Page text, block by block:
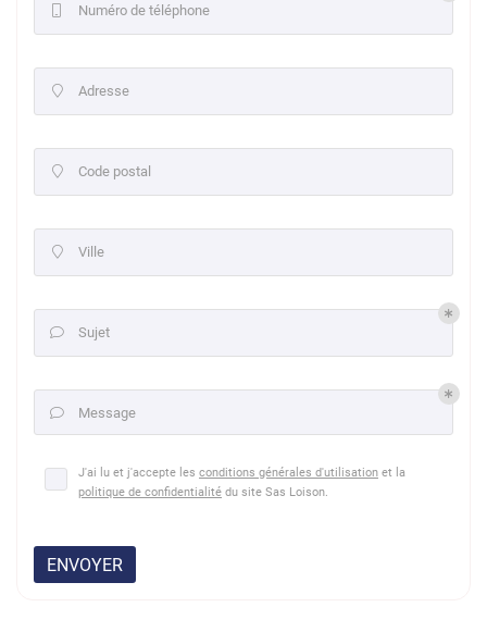
Numéro de téléphone
 Adresse
 Code postal
 Ville
 Sujet
 Message
J'ai lu et j'accepte les conditions générales d'utilisation et la
politique de confidentialité du site Sas Loison.
ENVOYER